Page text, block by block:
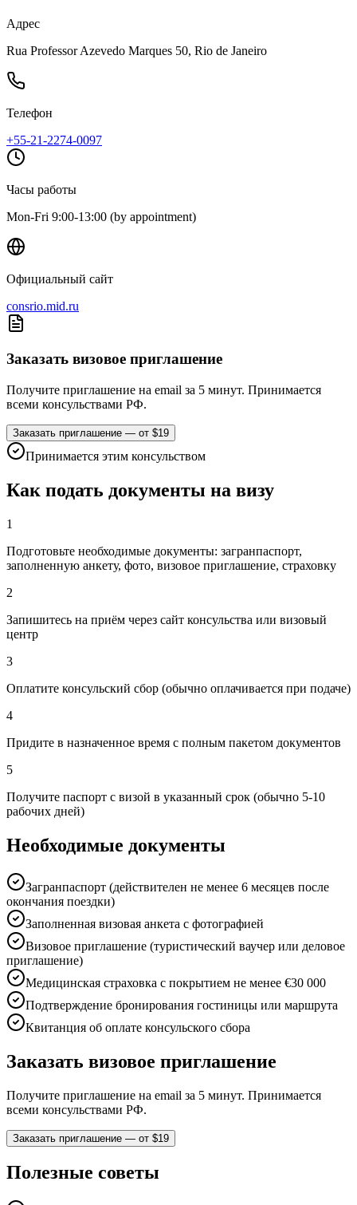
Адрес
Rua Professor Azevedo Marques 50, Rio de Janeiro
Телефон
+55-21-2274-0097
Часы работы
Mon-Fri 9:00-13:00 (by appointment)
Официальный сайт
consrio.mid.ru
Заказать визовое приглашение
Получите приглашение на email за 5 минут. Принимается
всеми консульствами РФ.
Заказать приглашение — от $19
Принимается этим консульством
Как подать документы на визу
1
Подготовьте необходимые документы: загранпаспорт,
заполненную анкету, фото, визовое приглашение, страховку
2
Запишитесь на приём через сайт консульства или визовый
центр
3
Оплатите консульский сбор (обычно оплачивается при подаче)
4
Придите в назначенное время с полным пакетом документов
5
Получите паспорт с визой в указанный срок (обычно 5-10
рабочих дней)
Необходимые документы
Загранпаспорт (действителен не менее 6 месяцев после
окончания поездки)
Заполненная визовая анкета с фотографией
Визовое приглашение (туристический ваучер или деловое
приглашение)
Медицинская страховка с покрытием не менее €30 000
Подтверждение бронирования гостиницы или маршрута
Квитанция об оплате консульского сбора
Заказать визовое приглашение
Получите приглашение на email за 5 минут. Принимается
всеми консульствами РФ.
Заказать приглашение — от $19
Полезные советы